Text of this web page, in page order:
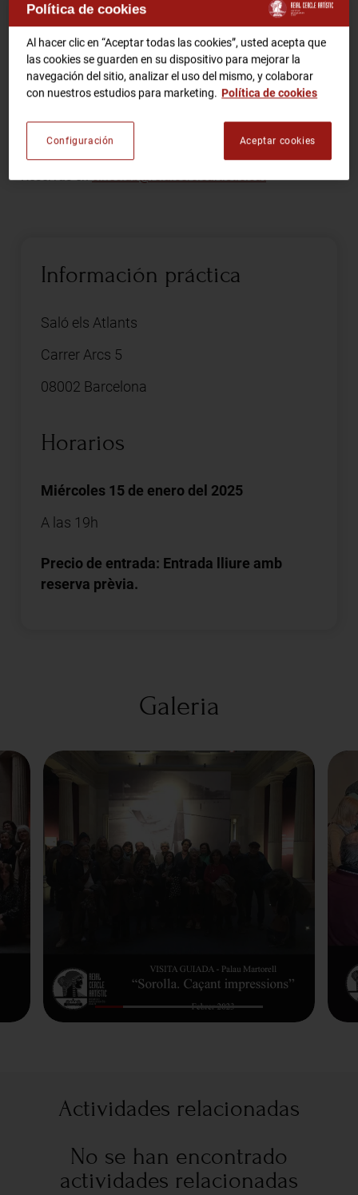
RCA TV
RCA TEATRO
Gastronomic Experience 360º
Entradas Eventos
Comparte
Presentación de Esteve Riambau, exdirector de la
Filmoteca de Catalunya.
Reservas encineclub@reialcercleartistic.cat
Información práctica
Saló els Atlants
Carrer Arcs 5
08002 Barcelona
Horarios
Miércoles 15 de enero del 2025
A las 19h
Precio de entrada: Entrada lliure amb
reserva prèvia.
Galeria
Actividades relacionadas
No se han encontrado
actividades relacionadas
Política de cookies
Al hacer clic en “Aceptar todas las cookies”, usted acepta que
las cookies se guarden en su dispositivo para mejorar la
navegación del sitio, analizar el uso del mismo, y colaborar
con nuestros estudios para marketing. Política de cookies
Aceptar cookies
Configuración